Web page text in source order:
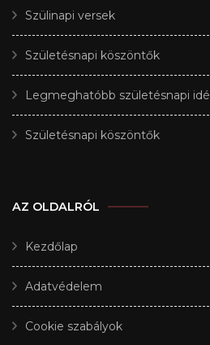
Szülinapi versek
Születésnapi köszöntők
Legmeghatóbb születésnapi
Születésnapi köszöntők
AZ OLDALRÓL
Kezdőlap
Adatvédelem
Cookie szabályok